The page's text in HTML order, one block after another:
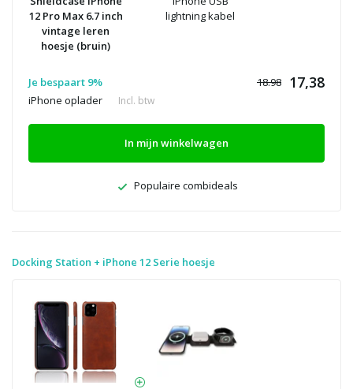
12 Pro Max 6.7 inch
vintage leren
hoesje (bruin)
lightning kabel
Je bespaart 9% 18.98 17,38
iPhone oplader Incl. btw
In mijn winkelwagen
Populaire combideals
Docking Station + iPhone 12 Serie hoesje